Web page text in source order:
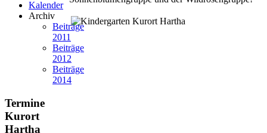
Kalender
Archiv
Beiträge
2011
Beiträge
2012
Beiträge
2014
Termine
Kurort
Hartha